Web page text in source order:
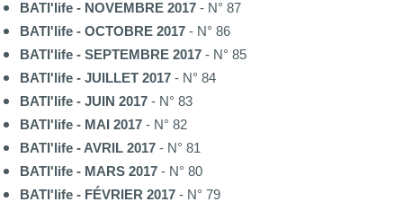
BATI'life - NOVEMBRE 2017 - N° 87
BATI'life - OCTOBRE 2017 - N° 86
BATI'life - SEPTEMBRE 2017 - N° 85
BATI'life - JUILLET 2017 - N° 84
BATI'life - JUIN 2017 - N° 83
BATI'life - MAI 2017 - N° 82
BATI'life - AVRIL 2017 - N° 81
BATI'life - MARS 2017 - N° 80
BATI'life - FÉVRIER 2017 - N° 79